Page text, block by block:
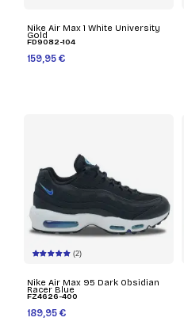
Nike Air Max 1 White University
Gold
FD9082-104
159,95 €
(2)
Nike Air Max 95 Dark Obsidian
Racer Blue
FZ4626-400
189,95 €